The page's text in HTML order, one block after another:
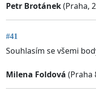
Petr Brotánek(Praha,
#41
Souhlasím se všemi
Milena Foldová (Praha